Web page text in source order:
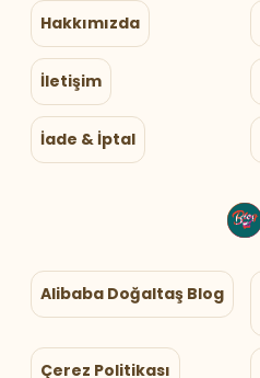
Hakkımızda
İletişim
İade & İptal
Alibaba Doğaltaş Blog
Çerez Politikası